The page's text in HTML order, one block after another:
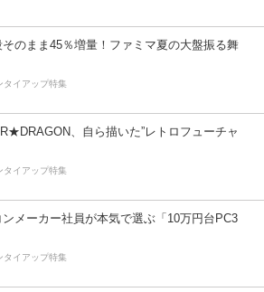
そのまま45％増量！ファミマ夏の大盤振る舞
タイアップ特集
、自ら描いた”レトロフューチャ
タイアップ特集
メーカー社員が本気で選ぶ「10万円台PC3
タイアップ特集